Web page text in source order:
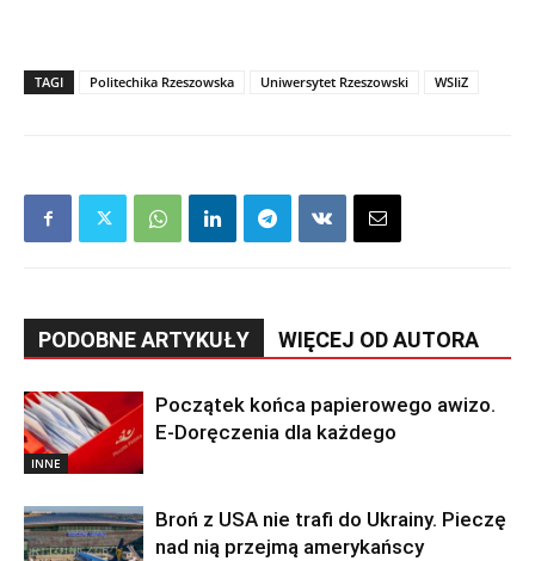
TAGI Politechika Rzeszowska Uniwersytet Rzeszowski WSIiZ
PODOBNE ARTYKUŁY WIĘCEJ OD AUTORA
INNE
Początek końca papierowego awizo.
E-Doręczenia dla każdego
Broń z USA nie trafi do Ukrainy. Pieczę
nad nią przejmą amerykańscy